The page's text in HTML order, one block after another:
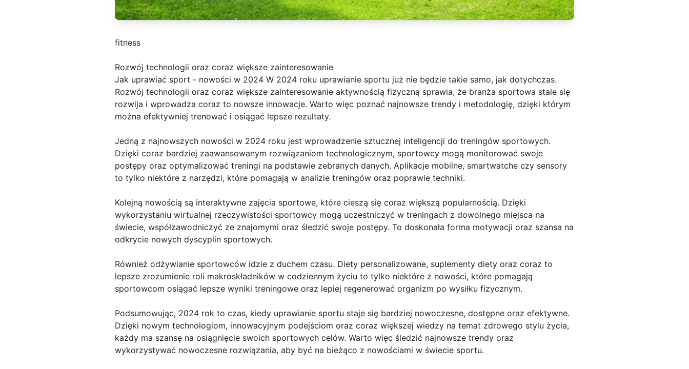
fitness
Rozwój technologii oraz coraz większe zainteresowanie
Jak uprawiać sport - nowości w 2024 W 2024 roku uprawianie sportu już nie będzie takie samo, jak dotychczas.
Rozwój technologii oraz coraz większe zainteresowanie aktywnością fizyczną sprawia, że branża sportowa stale się
rozwija i wprowadza coraz to nowsze innowacje. Warto więc poznać najnowsze trendy i metodologię, dzięki którym
można efektywniej trenować i osiągać lepsze rezultaty.
Jedną z najnowszych nowości w 2024 roku jest wprowadzenie sztucznej inteligencji do treningów sportowych.
Dzięki coraz bardziej zaawansowanym rozwiązaniom technologicznym, sportowcy mogą monitorować swoje
postępy oraz optymalizować treningi na podstawie zebranych danych. Aplikacje mobilne, smartwatche czy sensory
to tylko niektóre z narzędzi, które pomagają w analizie treningów oraz poprawie techniki.
Kolejną nowością są interaktywne zajęcia sportowe, które cieszą się coraz większą popularnością. Dzięki
wykorzystaniu wirtualnej rzeczywistości sportowcy mogą uczestniczyć w treningach z dowolnego miejsca na
świecie, współzawodniczyć ze znajomymi oraz śledzić swoje postępy. To doskonała forma motywacji oraz szansa na
odkrycie nowych dyscyplin sportowych.
Również odżywianie sportowców idzie z duchem czasu. Diety personalizowane, suplementy diety oraz coraz to
lepsze zrozumienie roli makroskładników w codziennym życiu to tylko niektóre z nowości, które pomagają
sportowcom osiągać lepsze wyniki treningowe oraz lepiej regenerować organizm po wysiłku fizycznym.
Podsumowując, 2024 rok to czas, kiedy uprawianie sportu staje się bardziej nowoczesne, dostępne oraz efektywne.
Dzięki nowym technologiom, innowacyjnym podejściom oraz coraz większej wiedzy na temat zdrowego stylu życia,
każdy ma szansę na osiągnięcie swoich sportowych celów. Warto więc śledzić najnowsze trendy oraz
wykorzystywać nowoczesne rozwiązania, aby być na bieżąco z nowościami w świecie sportu.